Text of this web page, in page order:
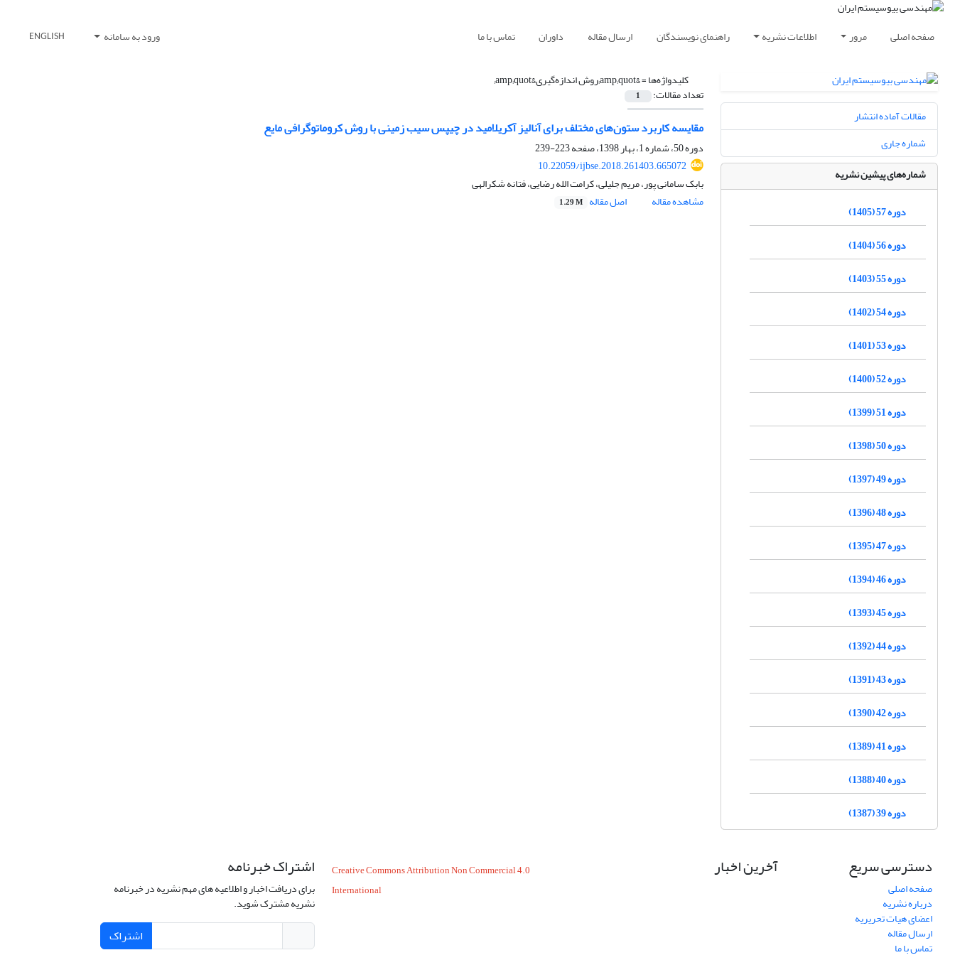
صفحه اصلی مرور اطلاعات نشریه راهنمای نویسندگان ارسال مقاله داوران تماس با ما ورود به سامانه ENGLISH
کلیدواژه‌ها =&amp;quot;روش اندازه‌گیری&amp;quot;
تعداد مقالات: 1
مقایسه کاربرد ستون‌های مختلف برای آنالیز آکریلامید در چیپس سیب زمینی با روش کروماتوگرافی مایع
دوره 50، شماره 1، بهار 1398، صفحه
223-239
10.22059/ijbse.2018.261403.665072
بابک سامانی پور، مریم جلیلی، کرامت الله رضایی، فتانه شکرالهی
مشاهده مقاله
اصل مقاله 1.29 M
مقالات آماده انتشار
شماره جاری
شماره‌های پیشین نشریه
دوره 57 (1405)
دوره 56 (1404)
دوره 55 (1403)
دوره 54 (1402)
دوره 53 (1401)
دوره 52 (1400)
دوره 51 (1399)
دوره 50 (1398)
دوره 49 (1397)
دوره 48 (1396)
دوره 47 (1395)
دوره 46 (1394)
دوره 45 (1393)
دوره 44 (1392)
دوره 43 (1391)
دوره 42 (1390)
دوره 41 (1389)
دوره 40 (1388)
دوره 39 (1387)
دسترسی سریع
صفحه اصلی
درباره نشریه
اعضای هیات تحریریه
ارسال مقاله
تماس با ما
آخرین اخبار
Creative Commons Attribution Non Commercial 4.0
International
اشتراک خبرنامه
برای دریافت اخبار و اطلاعیه های مهم نشریه در خبرنامه
نشریه مشترک شوید.
اشتراک